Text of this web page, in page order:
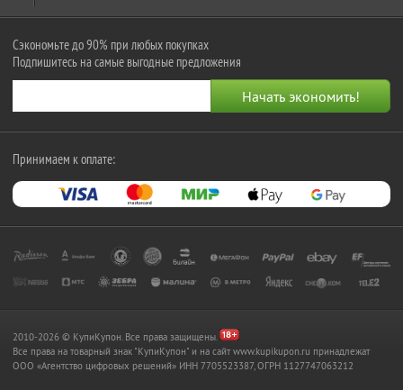
Сэкономьте до 90% при любых покупках
Подпишитесь на самые выгодные предложения
Принимаем к оплате:
2010-2026 © КупиКупон. Все права защищены.
Все права на товарный знак "КупиКупон" и на сайт www.kupikupon.ru принадлежат
OOO «Агентство цифровых решений» ИНН 7705523387, ОГРН 1127747063212